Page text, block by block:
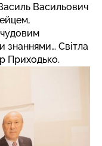
Васильович
знаннями… Світла
Приходько.